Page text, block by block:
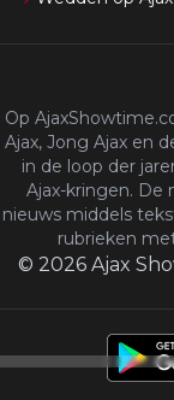
Op
Ajax, Jong Ajax en
in de loop der
Ajax-kringen. De
nieuws middels
rubrieken
© 2026 Ajax